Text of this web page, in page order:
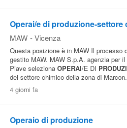
Operai/e di produzione-settore
MAW - Vicenza
Questa posizione è in MAW Il processo
gestito MAW. MAW S.p.A. agenzia per
Piave seleziona OPERAI/E DI
del settore chimico della zona di
4 giorni fa
Operaio di produzione